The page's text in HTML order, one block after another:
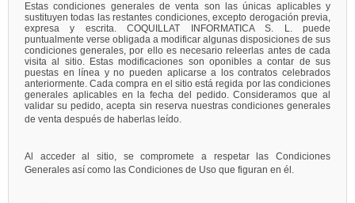
Estas condiciones generales de venta son las únicas aplicables y
sustituyen todas las restantes condiciones, excepto derogación previa,
expresa y escrita. COQUILLAT INFORMATICA S. L. puede
puntualmente verse obligada a modificar algunas disposiciones de sus
condiciones generales, por ello es necesario releerlas antes de cada
visita al sitio. Estas modificaciones son oponibles a contar de sus
puestas en línea y no pueden aplicarse a los contratos celebrados
anteriormente. Cada compra en el sitio está regida por las condiciones
generales aplicables en la fecha del pedido. Consideramos que al
validar su pedido, acepta sin reserva nuestras condiciones generales
de venta después de haberlas leído.
Al acceder al sitio, se compromete a respetar las Condiciones
Generales así como las Condiciones de Uso que figuran en él.